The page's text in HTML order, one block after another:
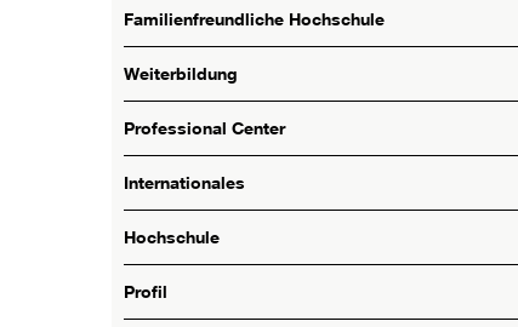
Familienfreundliche Hochschule
Weiterbildung
Professional Center
Internationales
Hochschule
Profil